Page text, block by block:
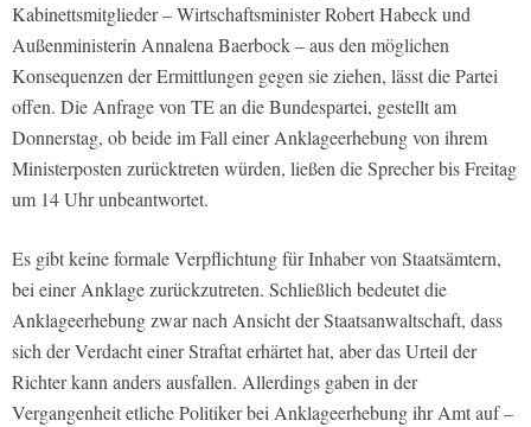
Kabinettsmitglieder – Wirtschaftsminister Robert Habeck und
Außenministerin Annalena Baerbock – aus den möglichen
Konsequenzen der Ermittlungen gegen sie ziehen, lässt die Partei
offen. Die Anfrage von TE an die Bundespartei, gestellt am
Donnerstag, ob beide im Fall einer Anklageerhebung von ihrem
Ministerposten zurücktreten würden, ließen die Sprecher bis Freitag
um 14 Uhr unbeantwortet.
Es gibt keine formale Verpflichtung für Inhaber von Staatsämtern,
bei einer Anklage zurückzutreten. Schließlich bedeutet die
Anklageerhebung zwar nach Ansicht der Staatsanwaltschaft, dass
sich der Verdacht einer Straftat erhärtet hat, aber das Urteil der
Richter kann anders ausfallen. Allerdings gaben in der
Vergangenheit etliche Politiker bei Anklageerhebung ihr Amt auf –